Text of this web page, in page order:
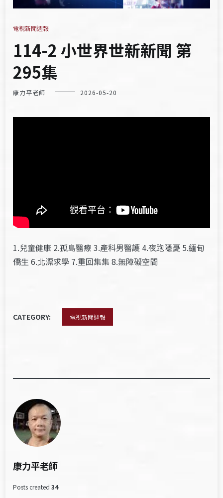
電視新聞週報
114-2 小世界世新新聞 第
295集
康力平老師 2026-05-20
1.兒童健康 2.孤島醫療 3.產科男醫護 4.夜跑隱憂 5.緬甸
僑生 6.北漂求學 7.重回集集 8.無障礙空間
CATEGORY: 電視新聞週報
康力平老師
Posts created 34